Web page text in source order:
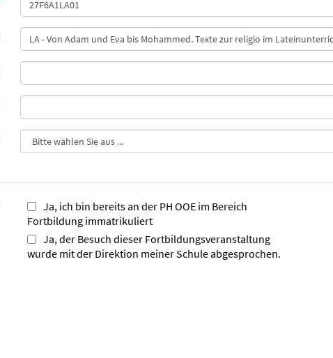
Ja, ich bin bereits an der PH OOE im Bereich
Fortbildung immatrikuliert
Ja, der Besuch dieser Fortbildungsveranstaltung
wurde mit der Direktion meiner Schule abgesprochen.